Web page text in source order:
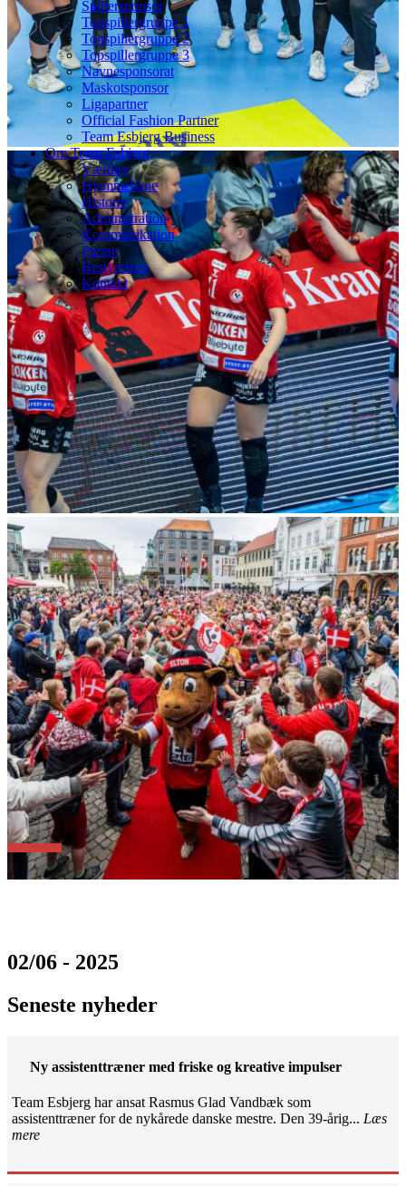
Spillersponsor
Topspillergruppe 1
Topspillergruppe 2
Topspillergruppe 3
Navnesponsorat
Maskotsponsor
Ligapartner
Official Fashion Partner
Team Esbjerg Business
Om Team Esbjerg
Værdier
Hjemmebane
Historie
Administration
Kommunikation
Presse
Bestyrelsen
Kontakt
02/06 - 2025
Seneste nyheder
Ny assistenttræner med friske og kreative impulser
Team Esbjerg har ansat Rasmus Glad Vandbæk som
assistenttræner for de nykårede danske mestre. Den 39-årig... Læs
mere